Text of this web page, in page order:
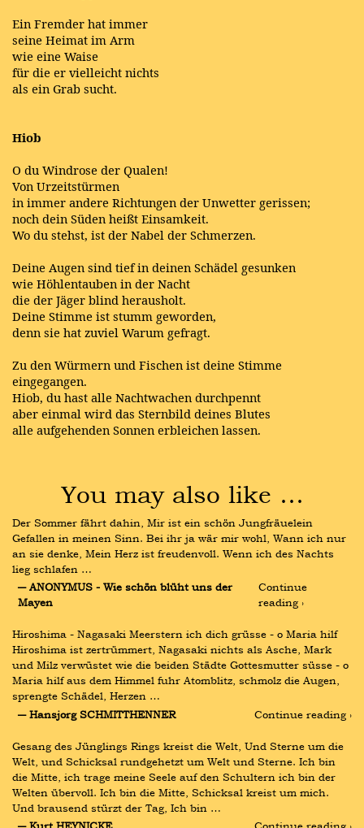
Ein Fremder hat immer
seine Heimat im Arm
wie eine Waise
für die er vielleicht nichts
als ein Grab sucht.
Hiob
O du Windrose der Qualen!
Von Urzeitstürmen
in immer andere Richtungen der Unwetter gerissen;
noch dein Süden heißt Einsamkeit.
Wo du stehst, ist der Nabel der Schmerzen.
Deine Augen sind tief in deinen Schädel gesunken
wie Höhlentauben in der Nacht
die der Jäger blind herausholt.
Deine Stimme ist stumm geworden,
denn sie hat zuviel Warum gefragt.
Zu den Würmern und Fischen ist deine Stimme
eingegangen.
Hiob, du hast alle Nachtwachen durchpennt
aber einmal wird das Sternbild deines Blutes
alle aufgehenden Sonnen erbleichen lassen.
You may also like …
Der Sommer fährt dahin, Mir ist ein schön Jungfräuelein
Gefallen in meinen Sinn. Bei ihr ja wär mir wohl, Wann ich nur
an sie denke, Mein Herz ist freudenvoll. Wenn ich des Nachts
lieg schlafen …
― ANONYMUS - Wie schön blüht uns der
Mayen
Continue
reading ›
Hiroshima - Nagasaki Meerstern ich dich grüsse - o Maria hilf
Hiroshima ist zertrümmert, Nagasaki nichts als Asche, Mark
und Milz verwüstet wie die beiden Städte Gottesmutter süsse - o
Maria hilf aus dem Himmel fuhr Atomblitz, schmolz die Augen,
sprengte Schädel, Herzen …
― Hansjorg SCHMITTHENNER
Continue reading ›
Gesang des Jünglings Rings kreist die Welt, Und Sterne um die
Welt, und Schicksal rundgehetzt um Welt und Sterne. Ich bin
die Mitte, ich trage meine Seele auf den Schultern ich bin der
Welten übervoll. Ich bin die Mitte, Schicksal kreist um mich.
Und brausend stürzt der Tag, Ich bin …